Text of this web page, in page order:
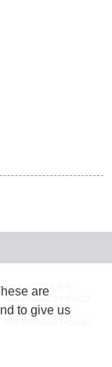
JASRAC許諾番号：
9024936001Y45037
JASRAC許諾番号：
are
to give us